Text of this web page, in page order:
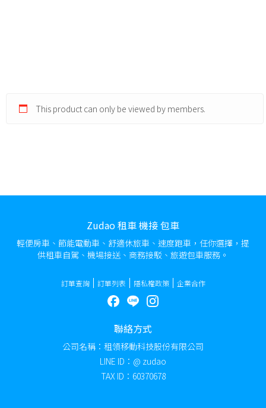
This product can only be viewed by members.
Zudao 租車 機接 包車
輕便房車、節能電動車、舒適休旅車、速度跑車，任你選擇，提
供租車自駕、機場接送、商務接駁、旅遊包車服務。
訂單查詢 訂單列表 隱私權政策 企業合作
聯絡方式
公司名稱：租領移動科技股份有限公司
LINE ID：@ zudao
TAX ID：60370678